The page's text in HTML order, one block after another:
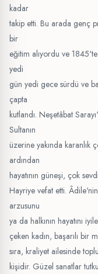
kadar
takip etti. Bu arada genç
bir
eğitim alıyordu ve 1845'te
yedi
gün yedi gece sürdü ve
çapta
kutlandı. Neşetâbat
Sultanın
üzerine yakında
ardından
hayatının güneşi, çok
Hayriye vefat etti.
arzusunu
ya da halkının hayatını
çeken kadın, başarılı bir
sıra, kraliyet ailesinde
kişidir. Güzel sanatlar